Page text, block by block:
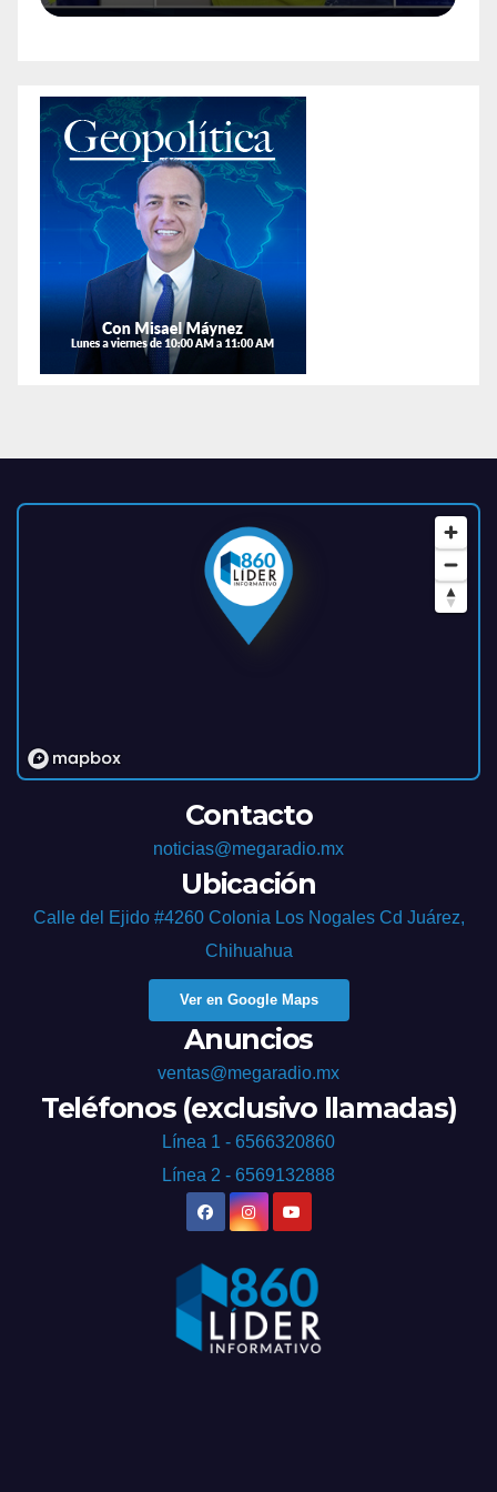
Contacto
noticias@megaradio.mx
Ubicación
Calle del Ejido #4260 Colonia Los Nogales Cd Juárez,
Chihuahua
Ver en Google Maps
Anuncios
ventas@megaradio.mx
Teléfonos (exclusivo llamadas)
Línea 1 - 6566320860
Línea 2 - 6569132888